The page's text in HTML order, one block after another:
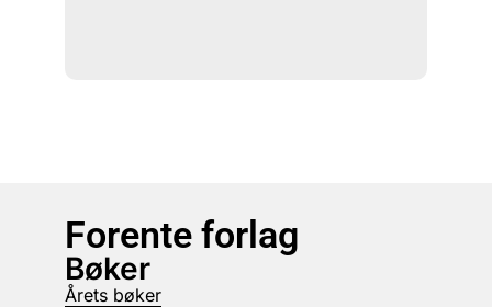
Forente forlag
Bøker
Årets bøker